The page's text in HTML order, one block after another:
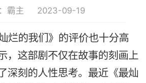
霸主 2023-09-19
烂的我们》的评价也十分高
，这部剧不仅在故事的刻画上
深刻的人性思考。最近《最灿